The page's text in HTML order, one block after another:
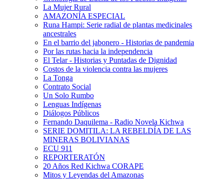
La Mujer Rural
AMAZONÍA ESPECIAL
Runa Hampi: Serie radial de plantas medicinales
ancestrales
En el barrio del jabonero - Historias de pandemia
Por las rutas hacia la independencia
El Telar - Historias y Puntadas de Dignidad
Costos de la violencia contra las mujeres
La Tonga
Contrato Social
Un Solo Rumbo
Lenguas Indígenas
Diálogos Públicos
Fernando Daquilema - Radio Novela Kichwa
SERIE DOMITILA: LA REBELDÍA DE LAS
MINERAS BOLIVIANAS
ECU 911
REPORTERATÓN
20 Años Red Kichwa CORAPE
Mitos y Leyendas del Amazonas